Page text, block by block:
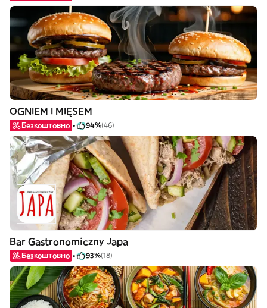
OGNIEM I MIĘSEM
Безкоштовно 94%(46)
Bar Gastronomiczny Japa
Безкоштовно 93%(18)